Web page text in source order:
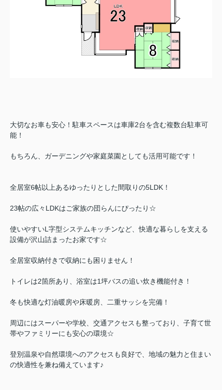
大切なお車も安心！駐車スペースは車庫2台を含む複数台駐車可
能！
もちろん、ガーデニングや家庭菜園としても活用可能です！
全居室6帖以上あるゆったりとした間取りの5LDK！
23帖の広々LDKはご家族の団らんにぴったり☆
使いやすいL字型システムキッチンなど、快適な暮らしを支える
設備が沢山詰まったお家です☆
全居室収納付きで収納にも困りません！
トイレは2箇所あり、浴室は1坪バスの追い炊き機能付き！
冬も快適な灯油暖房や床暖房、二重サッシを完備！
周辺にはスーパーや学校、交通アクセスも整っており、子育て世
帯やファミリーにも安心の環境☆
登別温泉や自然環境へのアクセスも良好で、地域の魅力と住まい
の快適性を兼ね備えています♪